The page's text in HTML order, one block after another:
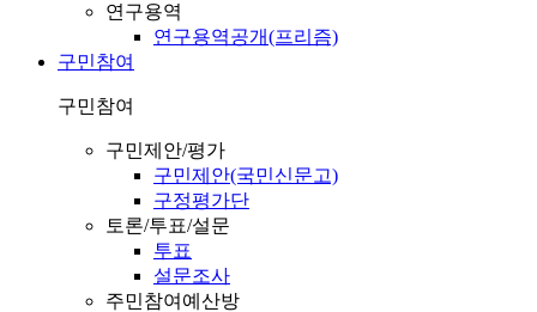
연구용역
연구용역공개(프리즘)
구민참여
구민참여
구민제안/평가
구민제안(국민신문고)
구정평가단
토론/투표/설문
투표
설문조사
주민참여예산방